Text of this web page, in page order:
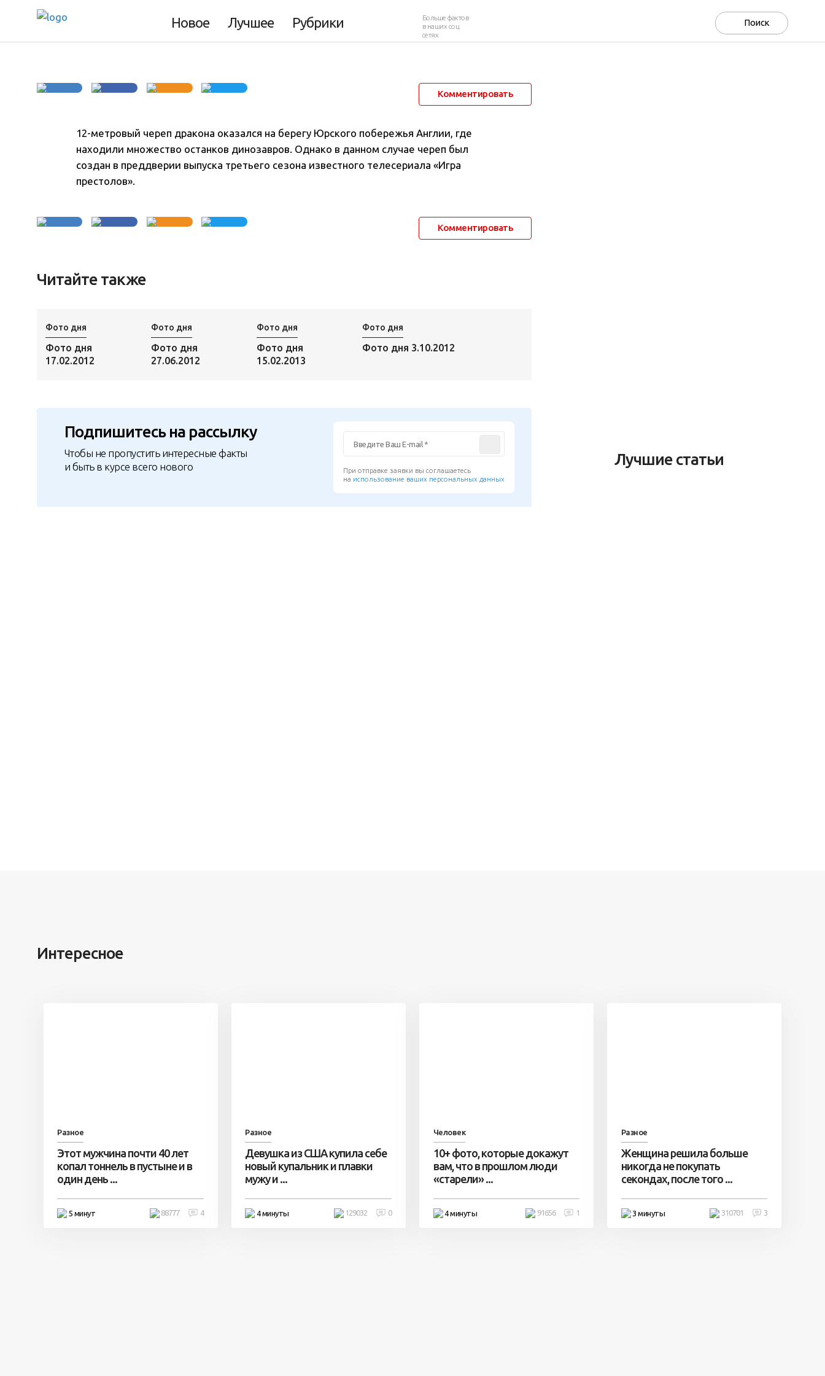
Новое Лучшее Рубрики
Больше фактов
в наших соц.
сетях
Комментировать
12-метровый череп дракона оказался на берегу Юрского побережья Англии, где
находили множество останков динозавров. Однако в данном случае череп был
создан в преддверии выпуска третьего сезона известного телесериала «Игра
престолов».
Комментировать
Читайте также
Фото дня
Фото дня
17.02.2012
Фото дня
Фото дня
27.06.2012
Фото дня
Фото дня
15.02.2013
Фото дня
Фото дня 3.10.2012
Подпишитесь на рассылку
Чтобы не пропустить интересные факты
и быть в курсе всего нового
При отправке заявки вы соглашаетесь
на использование ваших персональных данных
Лучшие статьи
Интересное
Разное
Этот мужчина почти 40 лет
копал тоннель в пустыне и в
один день ...
5 минут 4
88777
Разное
Девушка из США купила себе
новый купальник и плавки
мужу и ...
4 минуты 0
129032
Человек
10+ фото, которые докажут
вам, что в прошлом люди
«старели» ...
4 минуты 1
91656
Разное
Женщина решила больше
никогда не покупать
секондах, после того ...
3 минуты 3
310701